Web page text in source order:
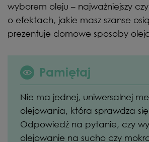
wyborem oleju – najważniejszy
o efektach, jakie masz szanse
prezentuje domowe sposoby
Pamiętaj
Nie ma jednej, uniwersalnej
olejowania, która sprawdza się
Odpowiedź na pytanie, czy
olejowanie na sucho czy